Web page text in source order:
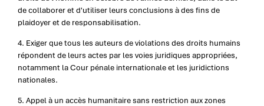
de collaborer et d'utiliser leurs conclusions à des fins de
plaidoyer et de responsabilisation.
4. Exiger que tous les auteurs de violations des droits humains
répondent de leurs actes par les voies juridiques appropriées,
notamment la Cour pénale internationale et les juridictions
nationales.
5. Appel à un accès humanitaire sans restriction aux zones